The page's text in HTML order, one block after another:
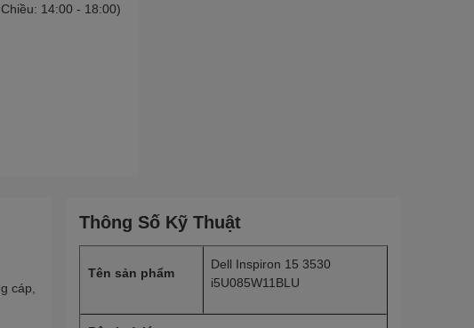
14:00 - 18:00)
cáp,
Thông Số Kỹ Thuật
Tên sản phẩm
Dell Inspiron 15 3530
i5U085W11BLU